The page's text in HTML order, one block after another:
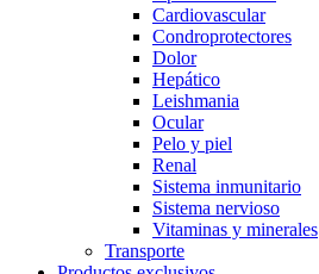
Cardiovascular
Condroprotectores
Dolor
Hepático
Leishmania
Ocular
Pelo y piel
Renal
Sistema inmunitario
Sistema nervioso
Vitaminas y minerales
Transporte